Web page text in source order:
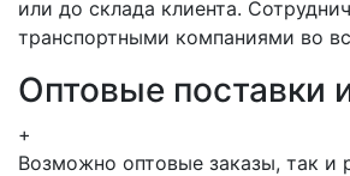
или до склада клиента.
транспортными компаниями во
Оптовые поставки
+
Возможно оптовые заказы, так и